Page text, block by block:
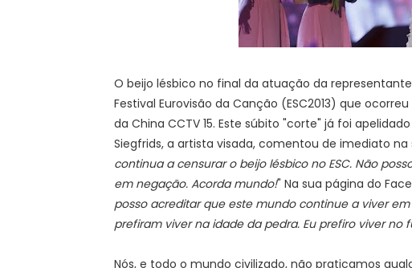
O beijo lésbico no final da atuação da
Festival Eurovisão da Canção (ESC2013) que
da China CCTV 15. Este súbito "corte" já foi
Siegfrids, a artista visada, comentou de imediato
continua a censurar o beijo lésbico no ESC. Não
em negação. Acorda mundo!" Na sua página do
posso acreditar que este mundo continue a viver
prefiram viver na idade da pedra. Eu prefiro viver no
Nós, e todo o mundo civilizado, não praticamos